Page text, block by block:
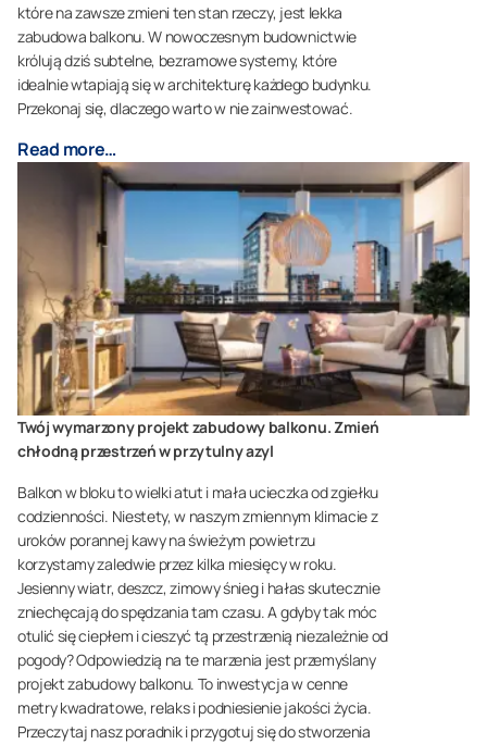
które na zawsze zmieni ten stan rzeczy, jest lekka
zabudowa balkonu. W nowoczesnym budownictwie
królują dziś subtelne, bezramowe systemy, które
idealnie wtapiają się w architekturę każdego budynku.
Przekonaj się, dlaczego warto w nie zainwestować.
Read more…
Twój wymarzony projekt zabudowy balkonu. Zmień
chłodną przestrzeń w przytulny azyl
Balkon w bloku to wielki atut i mała ucieczka od zgiełku
codzienności. Niestety, w naszym zmiennym klimacie z
uroków porannej kawy na świeżym powietrzu
korzystamy zaledwie przez kilka miesięcy w roku.
Jesienny wiatr, deszcz, zimowy śnieg i hałas skutecznie
zniechęcają do spędzania tam czasu. A gdyby tak móc
otulić się ciepłem i cieszyć tą przestrzenią niezależnie od
pogody? Odpowiedzią na te marzenia jest przemyślany
projekt zabudowy balkonu. To inwestycja w cenne
metry kwadratowe, relaks i podniesienie jakości życia.
Przeczytaj nasz poradnik i przygotuj się do stworzenia